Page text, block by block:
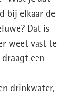
bij elkaar de
Dat is
weet vast te
een
drinkwater,